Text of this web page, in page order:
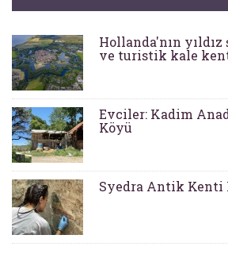
Hollanda'nın
ve turistik kale
Evciler: Kadim
Köyü
Syedra Antik Kenti